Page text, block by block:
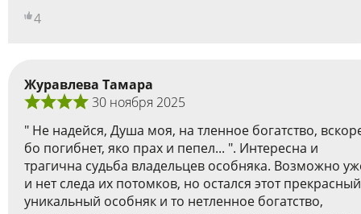
4
Журавлева Тамара
30 ноября 2025
" Не надейся, Душа моя, на тленное богатство,
бо погибнет, яко прах и пепел... ". Интересна и
трагична судьба владельцев особняка. Возможно
и нет следа их потомков, но остался этот
уникальный особняк и то нетленное богатство,